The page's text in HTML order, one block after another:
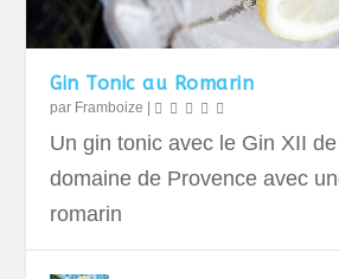
Gin Tonic au Romarin
par Framboize |
Un gin tonic avec le Gin XII
domaine de Provence avec
romarin